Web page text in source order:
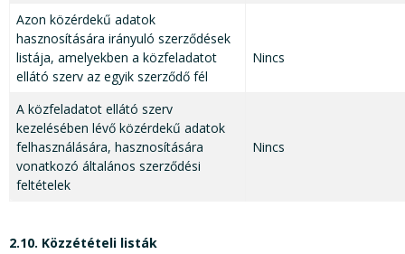
Azon közérdekű adatok
hasznosítására irányuló szerződések
listája, amelyekben a közfeladatot
ellátó szerv az egyik szerződő fél
Nincs
A közfeladatot ellátó szerv
kezelésében lévő közérdekű adatok
felhasználására, hasznosítására
vonatkozó általános szerződési
feltételek
Nincs
2.10. Közzétételi listák